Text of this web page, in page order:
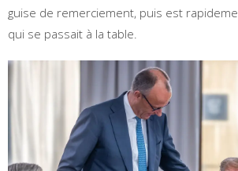
guise de remerciement, puis est
qui se passait à la table.